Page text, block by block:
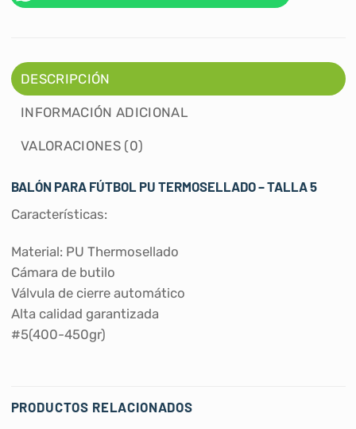
DESCRIPCIÓN
INFORMACIÓN ADICIONAL
VALORACIONES (0)
BALÓN PARA FÚTBOL PU TERMOSELLADO – TALLA 5
Características:
Material: PU Thermosellado
Cámara de butilo
Válvula de cierre automático
Alta calidad garantizada
#5(400-450gr)
PRODUCTOS RELACIONADOS